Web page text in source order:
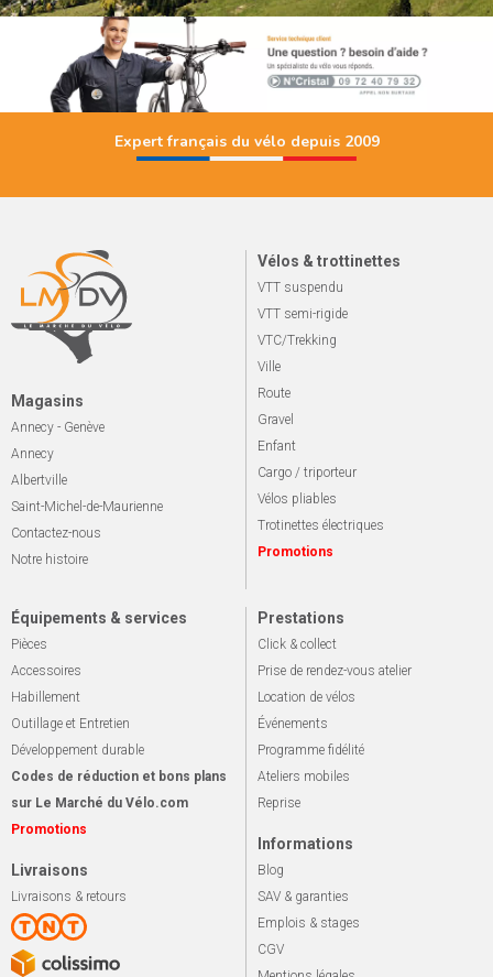
Expert français du vélo depuis 2009
Magasins
Annecy - Genève
Annecy
Albertville
Saint-Michel-de-Maurienne
Contactez-nous
Notre histoire
Vélos & trottinettes
VTT suspendu
VTT semi-rigide
VTC/Trekking
Ville
Route
Gravel
Enfant
Cargo / triporteur
Vélos pliables
Trotinettes électriques
Promotions
Équipements & services
Pièces
Accessoires
Habillement
Outillage et Entretien
Développement durable
Codes de réduction et bons plans
sur Le Marché du Vélo.com
Promotions
Livraisons
Livraisons & retours
Prestations
Click & collect
Prise de rendez-vous atelier
Location de vélos
Événements
Programme fidélité
Ateliers mobiles
Reprise
Informations
Blog
SAV & garanties
Emplois & stages
CGV